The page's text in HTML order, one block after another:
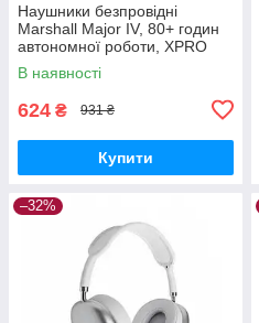
Наушники безпровідні
Marshall Major IV, 80+ годин
автономної роботи, XPRO
(44691-_291)
В наявності
624 ₴ 931 ₴
Купити
–32%